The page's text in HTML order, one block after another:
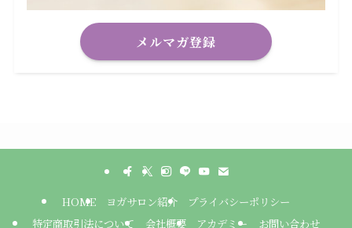
メルマガ登録
HOME ヨガサロン紹介
プライバシーポリシー
特定商取引法について
会社概要 アカデミー お問い合わせ